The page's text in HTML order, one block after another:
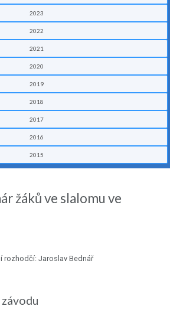
2023
2022
2021
2020
2019
2018
2017
2016
2015
žáků ve slalomu ve
rozhodčí: Jaroslav Bednář